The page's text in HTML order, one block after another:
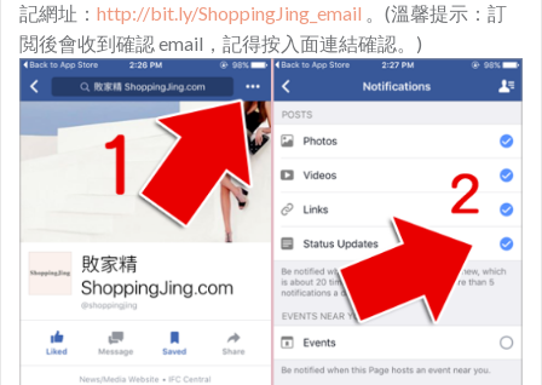
記網址： http://bit.ly/ShoppingJing_email 。(溫馨提示：訂
閲後會收到確認 email，記得按入面連結確認。)